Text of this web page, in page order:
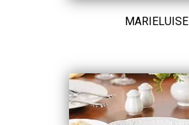
MARIELUISE